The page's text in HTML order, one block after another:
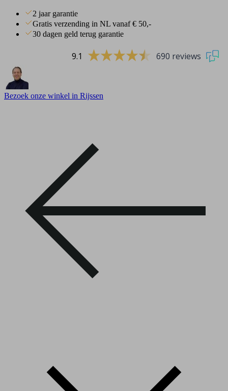
2 jaar garantie
Gratis verzending in NL vanaf € 50,-
30 dagen geld terug garantie
9.1 690 reviews
Bezoek onze winkel in Rijssen